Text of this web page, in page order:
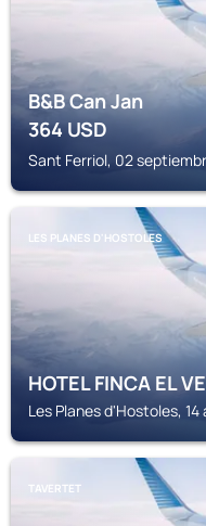
B&B Can Jan
364USD
Sant Ferriol, 02
LES PLANES D'HOSTOLES
HOTEL FINCA EL
Les Planes d'Hostoles,
TAVERTET